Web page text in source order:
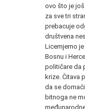
ovo što je
za sve tri
prebacuje
društvena
Licemjerno
Bosnu i
političare da
krize. Čitava
da se
bitnoga ne